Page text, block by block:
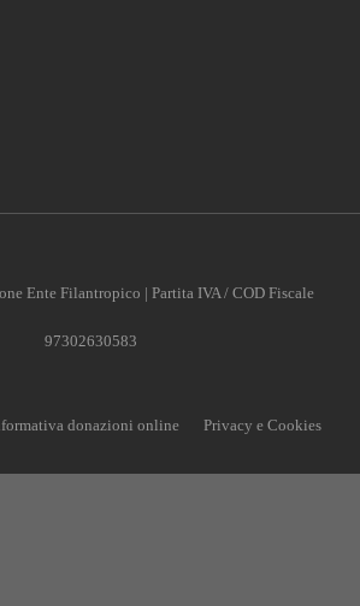
Ente Filantropico | Partita IVA / COD Fiscale
97302630583
donazioni online Privacy e Cookies